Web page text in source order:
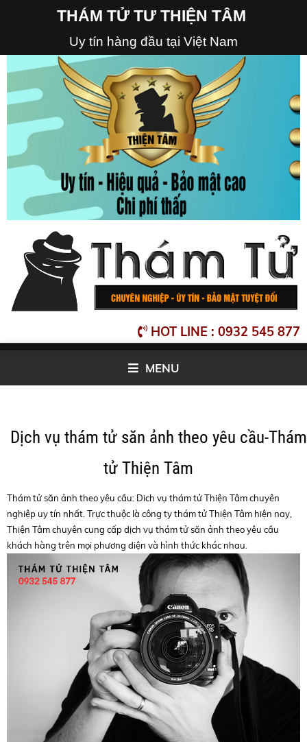
THÁM TỬ TƯ THIỆN TÂM
Uy tín hàng đầu tại Việt Nam
HOT LINE : 0932 545 877
MENU
Dịch vụ thám tử săn ảnh theo yêu cầu-Thám
tử Thiện Tâm
Thám tử săn ảnh theo yêu cầu: Dich vụ thám tử Thiện Tâm chuyên
nghiệp uy tín nhất. Trực thuộc là công ty thám tử Thiện Tâm hiện nay,
Thiện Tâm chuyên cung cấp dịch vụ thám tử săn ảnh theo yêu cầu
khách hàng trên mọi phương diện và hình thức khác nhau.